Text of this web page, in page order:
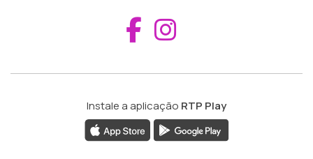
Aceder ao
Instale a aplicação RTP Play